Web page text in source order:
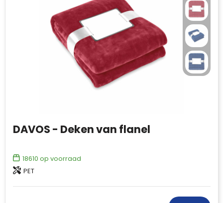
DAVOS - Deken van flanel
18610 op voorraad
PET